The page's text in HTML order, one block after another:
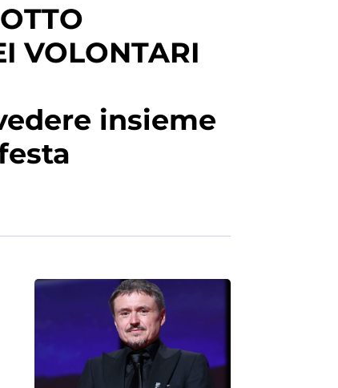
VOLONTARI
insieme